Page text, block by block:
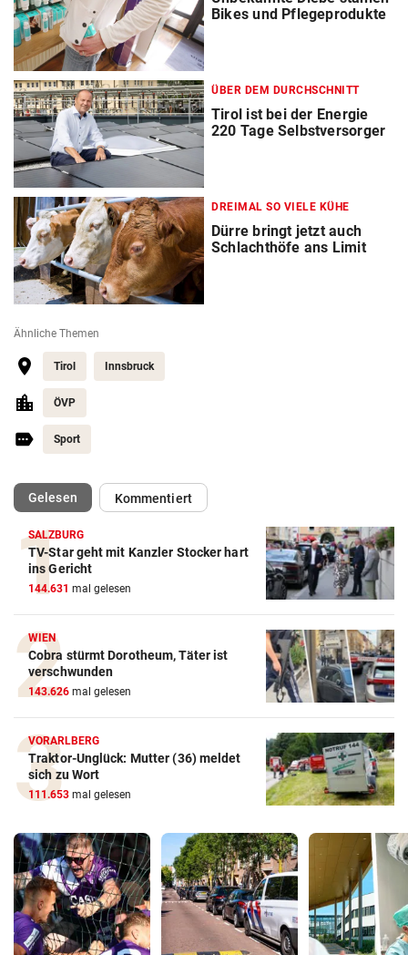
Bikes und Pflegeprodukte
ÜBER DEM DURCHSCHNITT
Tirol ist bei der Energie
220 Tage Selbstversorger
DREIMAL SO VIELE KÜHE
Dürre bringt jetzt auch
Schlachthöfe ans Limit
Ähnliche Themen
Tirol Innsbruck
ÖVP
Sport
Gelesen(ausgewählt)Kommentiert
SALZBURG
TV-Star geht mit Kanzler Stocker hart
ins Gericht
144.631 mal gelesen
WIEN
Cobra stürmt Dorotheum, Täter ist
verschwunden
143.626 mal gelesen
VORARLBERG
Traktor-Unglück: Mutter (36) meldet
sich zu Wort
111.653 mal gelesen